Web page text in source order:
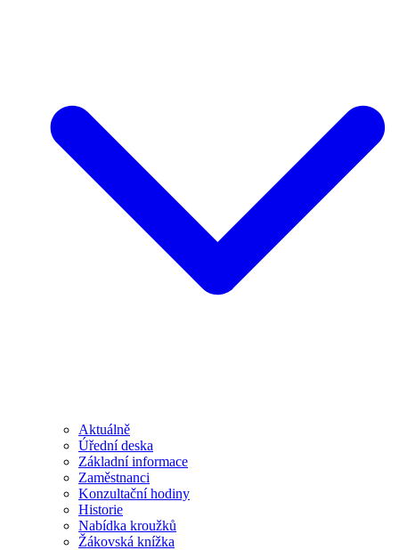
Aktuálně
Úřední deska
Základní informace
Zaměstnanci
Konzultační hodiny
Historie
Nabídka kroužků
Žákovská knížka